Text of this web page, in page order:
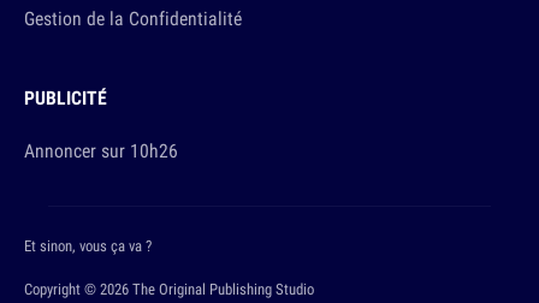
Gestion de la Confidentialité
PUBLICITÉ
Annoncer sur 10h26
Copyright © 2026 The Original Publishing Studio
Et sinon, vous ça va ?